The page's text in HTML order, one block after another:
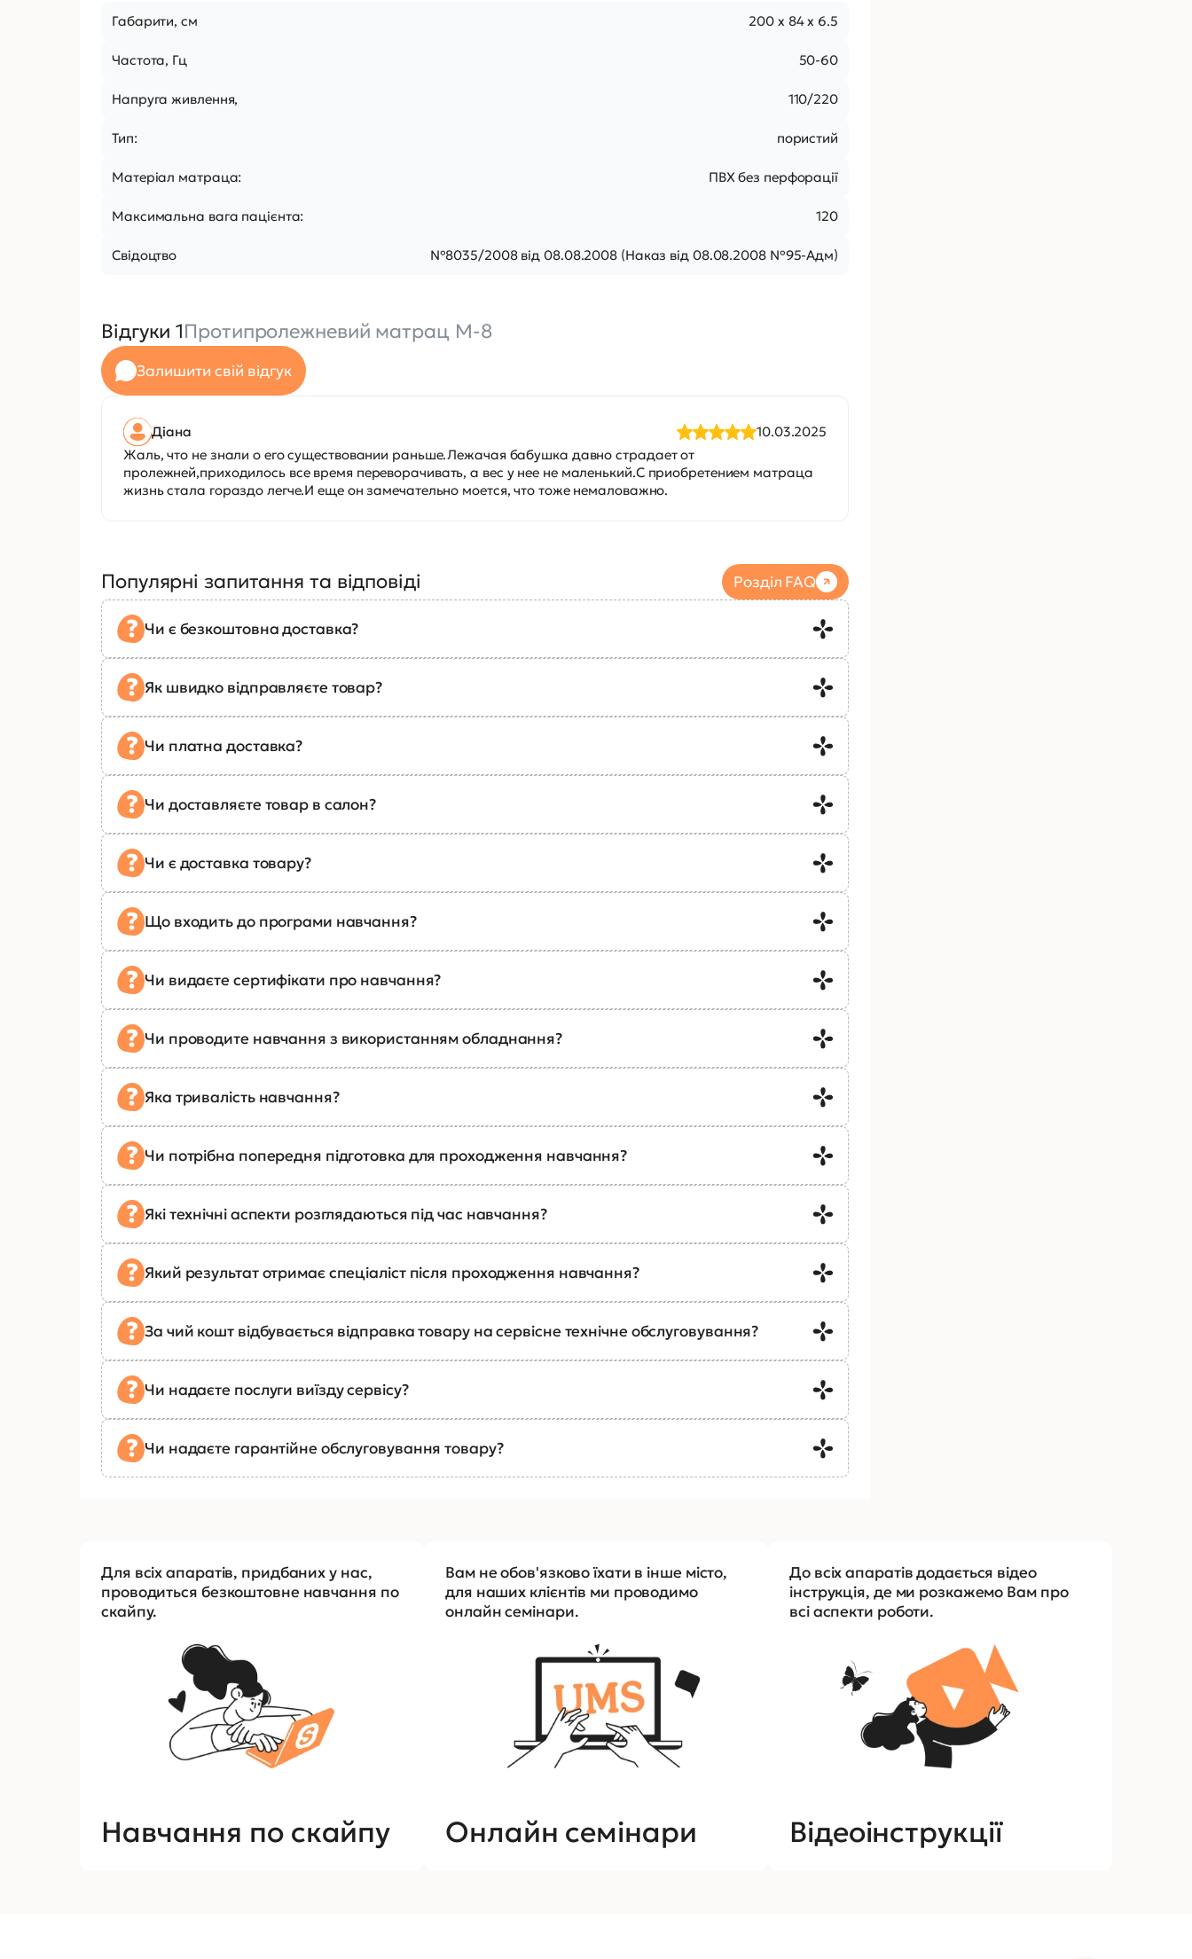
Габарити, см 200 х 84 х 6.5
Частота, Гц 50-60
Напруга живлення, 110/220
Тип: пористий
Матеріал матраца: ПВХ без перфорації
Максимальна вага пацієнта: 120
Свідоцтво №8035/2008 від 08.08.2008 (Наказ від 08.08.2008 №95-Адм)
Відгуки 1Протипролежневий матрац M-8
Залишити свій відгук
Діана
10.03.2025
Жаль, что не знали о его существовании раньше.Лежачая бабушка давно страдает от
пролежней,приходилось все время переворачивать, а вес у нее не маленький.С приобретением матраца
жизнь стала гораздо легче.И еще он замечательно моется, что тоже немаловажно.
Популярні запитання та відповіді Розділ FAQ
Чи є безкоштовна доставка?
Як швидко відправляєте товар?
Чи платна доставка?
Чи доставляєте товар в салон?
Чи є доставка товару?
Що входить до програми навчання?
Чи видаєте сертифікати про навчання?
Чи проводите навчання з використанням обладнання?
Яка тривалість навчання?
Чи потрібна попередня підготовка для проходження навчання?
Які технічні аспекти розглядаються під час навчання?
Який результат отримає спеціаліст після проходження навчання?
За чий кошт відбувається відправка товару на сервісне технічне обслуговування?
Чи надаєте послуги виїзду сервісу?
Чи надаєте гарантійне обслуговування товару?
Для всіх апаратів, придбаних у нас,
проводиться безкоштовне навчання по
скайпу.
Навчання по скайпу
Вам не обов'язково їхати в інше місто,
для наших клієнтів ми проводимо
онлайн семінари.
Онлайн семінари
До всіх апаратів додається відео
інструкція, де ми розкажемо Вам про
всі аспекти роботи.
Відеоінструкції